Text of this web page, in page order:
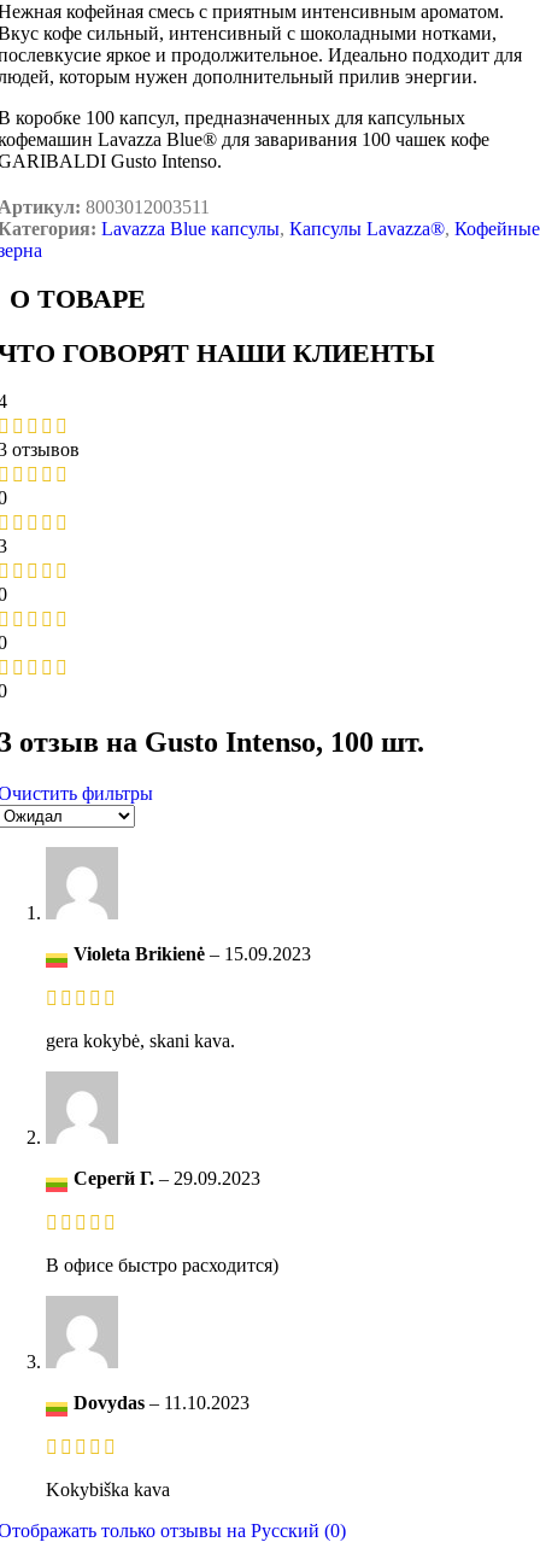
кофейная смесь с приятным интенсивным ароматом.
кофе сильный, интенсивный с шоколадными нотками,
яркое и продолжительное. Идеально подходит для
которым нужен дополнительный прилив энергии.
коробке 100 капсул, предназначенных для капсульных
Lavazza Blue® для заваривания 100 чашек кофе
Gusto Intenso.
8003012003511
Lavazza Blue капсулы, Капсулы Lavazza®, Кофейные
О ТОВАРЕ
ГОВОРЯТ НАШИ КЛИЕНТЫ
отзывов
отзыв на Gusto Intenso, 100 шт.
фильтры
Violeta Brikienė – 15.09.2023
gera kokybė, skani kava.
Серегй Г. – 29.09.2023
В офисе быстро расходится)
Dovydas – 11.10.2023
Kokybiška kava
только отзывы на Русский (0)